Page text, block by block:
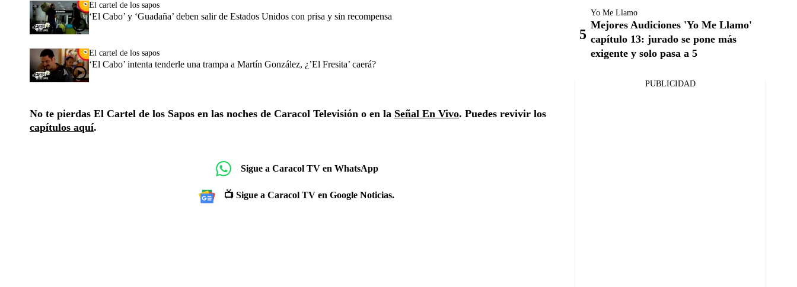
El cartel de los sapos
‘El Cabo’ y ‘Guadaña’ deben salir de Estados Unidos con prisa y sin recompensa
El cartel de los sapos
‘El Cabo’ intenta tenderle una trampa a Martín González, ¿’El Fresita’ caerá?
No te pierdas El Cartel de los Sapos en las noches de Caracol Televisión o en la Señal En Vivo. Puedes revivir los
capítulos aquí.
Sigue a Caracol TV en WhatsApp
📺 Sigue a Caracol TV en Google Noticias.
Yo Me Llamo
Mejores Audiciones 'Yo Me Llamo'
capítulo 13: jurado se pone más
exigente y solo pasa a 5
PUBLICIDAD